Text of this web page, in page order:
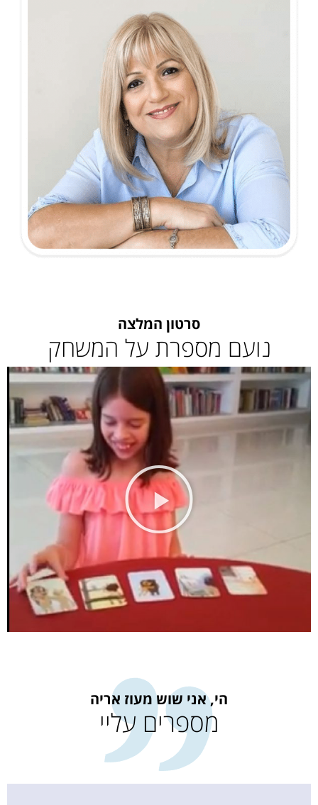
סרטון המלצה
נועם מספרת על המשחק
הי, אני שוש מעוז אריה
מספרים עליי